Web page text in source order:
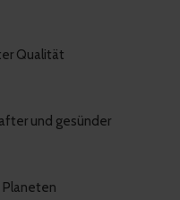
Qualität
und gesünder
Planeten